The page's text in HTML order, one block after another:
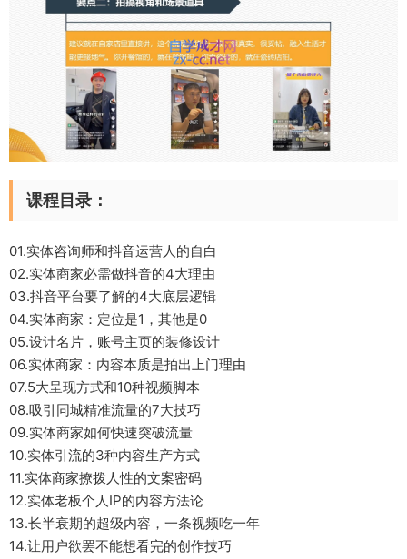
课程目录：
01.实体咨询师和抖音运营人的自白
02.实体商家必需做抖音的4大理由
03.抖音平台要了解的4大底层逻辑
04.实体商家：定位是1，其他是0
05.设计名片，账号主页的装修设计
06.实体商家：内容本质是拍出上门理由
07.5大呈现方式和10种视频脚本
08.吸引同城精准流量的7大技巧
09.实体商家如何快速突破流量
10.实体引流的3种内容生产方式
11.实体商家撩拨人性的文案密码
12.实体老板个人IP的内容方法论
13.长半衰期的超级内容，一条视频吃一年
14.让用户欲罢不能想看完的创作技巧